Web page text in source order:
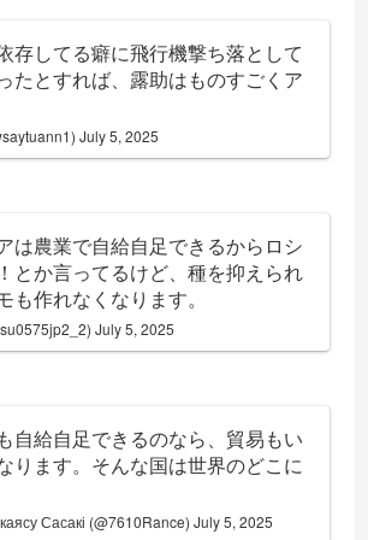
存してる癖に飛行機撃ち落として
たとすれば、露助はものすごくア
July 5, 2025
は農業で自給自足できるからロシ
とか言ってるけど、種を抑えられ
も作れなくなります。
July 5, 2025
自給自足できるのなら、貿易もい
ります。そんな国は世界のどこに
Сасакі (@7610Rance)July 5, 2025